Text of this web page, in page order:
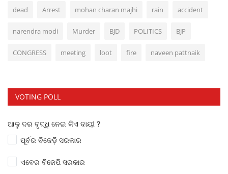
dead Arrest mohan charan majhi rain accident
narendra modi Murder BJD POLITICS BJP
CONGRESS meeting loot fire naveen pattnaik
VOTING POLL
ଆଳୁ ଦର ବୃଦ୍ଧି ନେଇ କିଏ ଦାୟୀ ?
ପୂର୍ବର ବିଜେଡ଼ି ସରକାର
ଏବେର ବିଜେପି ସରକାର